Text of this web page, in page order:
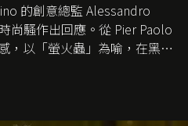
的創意總監 Alessandro
尚騷作出回應。從 Pier Paolo
，以「螢火蟲」為喻，在黑暗